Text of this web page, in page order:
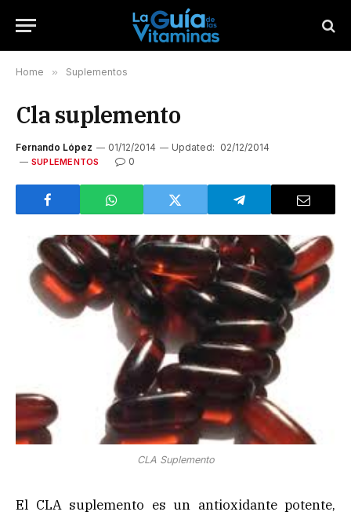
Home » Suplementos
Cla suplemento
Fernando López 01/12/2014 Updated: 02/12/2014
SUPLEMENTOS 0
CLA Suplemento
El CLA suplemento es un antioxidante potente,